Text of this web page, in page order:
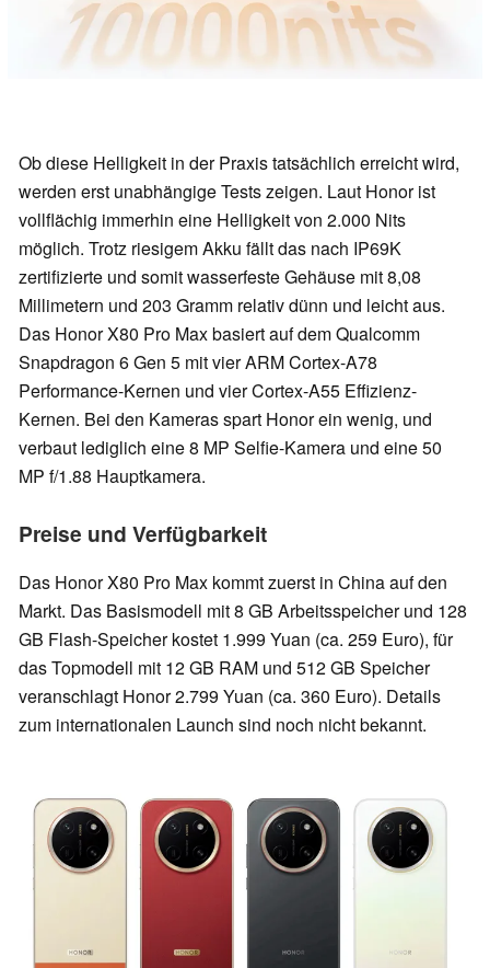
Ob diese Helligkeit in der Praxis tatsächlich erreicht wird,
werden erst unabhängige Tests zeigen. Laut Honor ist
vollflächig immerhin eine Helligkeit von 2.000 Nits
möglich. Trotz riesigem Akku fällt das nach IP69K
zertifizierte und somit wasserfeste Gehäuse mit 8,08
Millimetern und 203 Gramm relativ dünn und leicht aus.
Das Honor X80 Pro Max basiert auf dem Qualcomm
Snapdragon 6 Gen 5 mit vier ARM Cortex-A78
Performance-Kernen und vier Cortex-A55 Effizienz-
Kernen. Bei den Kameras spart Honor ein wenig, und
verbaut lediglich eine 8 MP Selfie-Kamera und eine 50
MP f/1.88 Hauptkamera.
Preise und Verfügbarkeit
Das Honor X80 Pro Max kommt zuerst in China auf den
Markt. Das Basismodell mit 8 GB Arbeitsspeicher und 128
GB Flash-Speicher kostet 1.999 Yuan (ca. 259 Euro), für
das Topmodell mit 12 GB RAM und 512 GB Speicher
veranschlagt Honor 2.799 Yuan (ca. 360 Euro). Details
zum internationalen Launch sind noch nicht bekannt.